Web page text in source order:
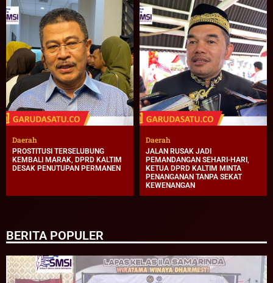
Daerah
PROSTITUSI TERSELUBUNG
KEMBALI MARAK, DPRD KALTIM
DESAK PENUTUPAN PERMANEN
Daerah
JALAN RUSAK JADI
PEMANDANGAN SEHARI-HARI,
KETUA DPRD KALTIM MINTA
PENANGANAN TANPA SEKAT
KEWENANGAN
BERITA POPULER